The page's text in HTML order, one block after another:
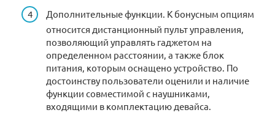
Дополнительные функции. К бонусным опциям
относится дистанционный пульт управления,
позволяющий управлять гаджетом на
определенном расстоянии, а также блок
питания, которым оснащено устройство. По
достоинству пользователи оценили и наличие
функции совместимой с наушниками,
входящими в комплектацию девайса.